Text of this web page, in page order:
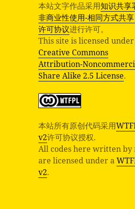
本站文字作品采用知识共享
非商业性使用-相同方式共
许可协议进行许可。
This site is licensed
Creative Commons
Attribution-
Share Alike 2.5 License.
本站所有原创代码采用
v2许可协议授权.
All codes here written by
are licensed under a
v2.